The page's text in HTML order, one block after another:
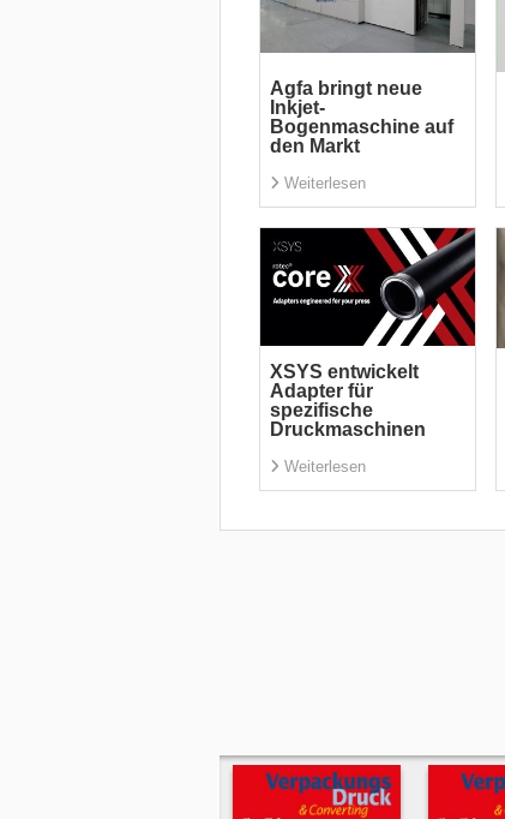
Agfa bringt neue
Inkjet-
Bogenmaschine auf
den Markt
Weiterlesen
XSYS entwickelt
Adapter für
spezifische
Druckmaschinen
Weiterlesen